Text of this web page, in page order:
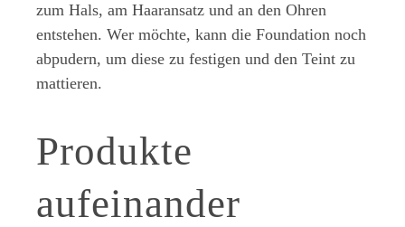
zum Hals, am Haaransatz und an den Ohren
entstehen. Wer möchte, kann die Foundation noch
abpudern, um diese zu festigen und den Teint zu
mattieren.
Produkte
aufeinander